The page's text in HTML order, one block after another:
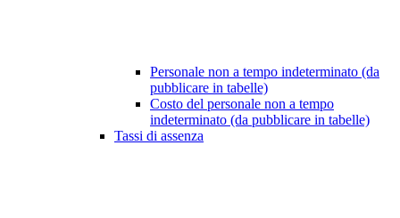
Personale non a tempo indeterminato (da
pubblicare in tabelle)
Costo del personale non a tempo
indeterminato (da pubblicare in tabelle)
Tassi di assenza